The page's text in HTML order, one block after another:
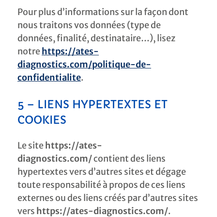
Pour plus d’informations sur la façon dont
nous traitons vos données (type de
données, finalité, destinataire…), lisez
notre https://ates-
diagnostics.com/politique-de-
confidentialite.
5 – LIENS HYPERTEXTES ET
COOKIES
Le site https://ates-
diagnostics.com/contient des liens
hypertextes vers d’autres sites et dégage
toute responsabilité à propos de ces liens
externes ou des liens créés par d’autres sites
vers https://ates-diagnostics.com/.